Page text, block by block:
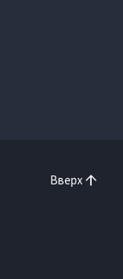
Вверх